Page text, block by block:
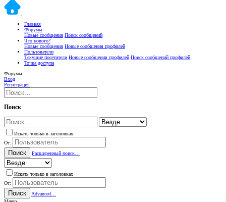
Главная
Форумы
Новые сообщения Поиск сообщений
Что нового?
Новые сообщения Новые сообщения профилей
Пользователи
Текущие посетители Новые сообщения профилей Поиск сообщений профилей
Точка доступа
Форумы
Вход
Регистрация
Поиск
Искать только в заголовках
От:
Поиск Расширенный поиск…
Искать только в заголовках
От:
Поиск
Advanced…